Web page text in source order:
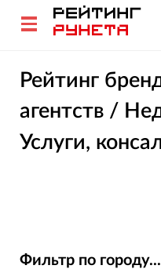
Рейтинг
агентств /
Услуги,
Фильтр по городу...